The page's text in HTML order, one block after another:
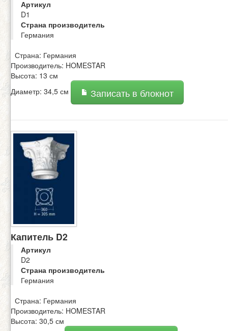
Артикул
D1
Страна производитель
Германия
Страна: Германия
Производитель: HOMESTAR
Высота: 13 см
Диаметр: 34,5 см
Записать в блокнот
Капитель D2
Артикул
D2
Страна производитель
Германия
Страна: Германия
Производитель: HOMESTAR
Высота: 30,5 см